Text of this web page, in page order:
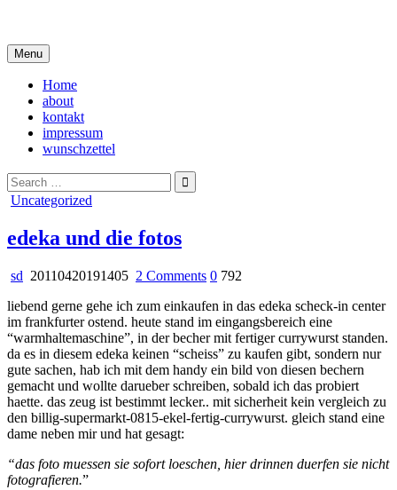
content
Menu
Home
about
kontakt
impressum
wunschzettel
Search
for:
Posted
Uncategorized
edeka und die fotos
sd 20110420191405 2 Commentson
und
die
fotos
0 792
liebend gerne gehe ich zum einkaufen in das edeka scheck-in center
im frankfurter ostend. heute stand im eingangsbereich eine
“warmhaltemaschine”, in der becher mit fertiger currywurst standen.
da es in diesem edeka keinen “scheiss” zu kaufen gibt, sondern nur
gute sachen, hab ich mit dem handy ein bild von diesen bechern
gemacht und wollte darueber schreiben, sobald ich das probiert
haette. das zeug ist bestimmt lecker.. mit sicherheit kein vergleich zu
den billig-supermarkt-0815-ekel-fertig-currywurst. gleich stand eine
dame neben mir und hat gesagt:
“das foto muessen sie sofort loeschen, hier drinnen duerfen sie nicht
fotografieren.”